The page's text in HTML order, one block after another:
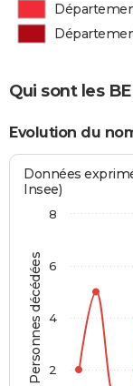
Qui sont les
Evolution du
Personnes décédées
Données
Insee)
2
4
6
8